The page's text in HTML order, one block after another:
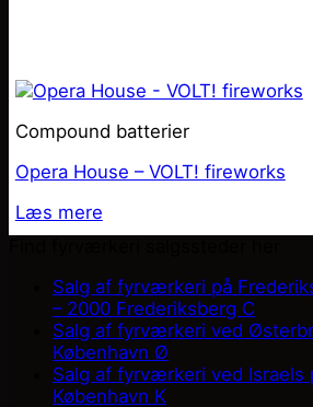
Compound batterier
Opera House – VOLT! fireworks
Læs mere
Salg af fyrværkeri på
– 2000 Frederiksberg C
Salg af fyrværkeri ved
København Ø
Salg af fyrværkeri ved Israels
København K